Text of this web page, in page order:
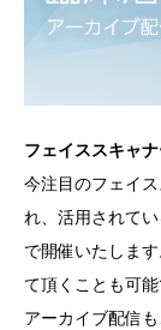
フェイススキャ
今注目のフェイ
れ、活用されて
で開催いたしま
て頂くことも可
アーカイブ配信